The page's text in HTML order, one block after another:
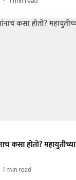
कसा होतो? महायुतीच्या
1 min read